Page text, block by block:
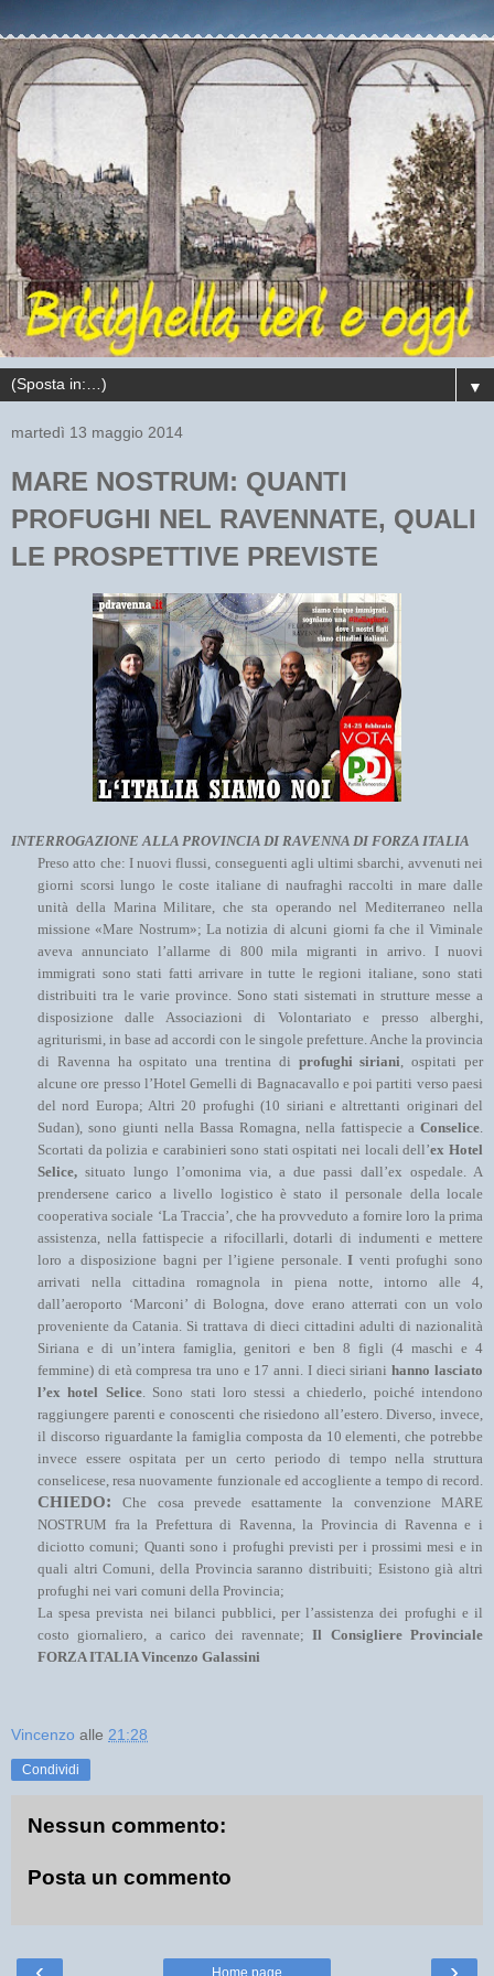
▼
martedì 13 maggio 2014
MARE NOSTRUM: QUANTI
PROFUGHI NEL RAVENNATE, QUALI
LE PROSPETTIVE PREVISTE
INTERROGAZIONE ALLA PROVINCIA DI RAVENNA DI FORZA ITALIA
Preso atto che: I nuovi flussi, conseguenti agli ultimi sbarchi, avvenuti nei
giorni scorsi lungo le coste italiane di naufraghi raccolti in mare dalle
unità della Marina Militare, che sta operando nel Mediterraneo nella
missione «Mare Nostrum»; La notizia di alcuni giorni fa che il Viminale
aveva annunciato l’allarme di 800 mila migranti in arrivo. I nuovi
immigrati sono stati fatti arrivare in tutte le regioni italiane, sono stati
distribuiti tra le varie province. Sono stati sistemati in strutture messe a
disposizione dalle Associazioni di Volontariato e presso alberghi,
agriturismi, in base ad accordi con le singole prefetture. Anche la provincia
di Ravenna ha ospitato una trentina di profughi siriani , ospitati per
alcune ore presso l’Hotel Gemelli di Bagnacavallo e poi partiti verso paesi
del nord Europa; Altri 20 profughi (10 siriani e altrettanti originari del
Sudan), sono giunti nella Bassa Romagna, nella fattispecie a Conselice
Scortati da polizia e carabinieri sono stati ospitati nei locali dell’ex Hotel
Selice, situato lungo l’omonima via, a due passi dall’ex ospedale. A
prendersene carico a livello logistico è stato il personale della locale
cooperativa sociale ‘La Traccia’, che ha provveduto a fornire loro la prima
assistenza, nella fattispecie a rifocillarli, dotarli di indumenti e mettere
loro a disposizione bagni per l’igiene personale.I venti profughi sono
arrivati nella cittadina romagnola in piena notte , intorno alle 4,
dall’aeroporto ‘Marconi’ di Bologna, dove erano atterrati con un volo
proveniente da Catania. Si trattava di dieci cittadini adulti di nazionalità
Siriana e di un’intera famiglia, genitori e ben 8 figli (4 maschi e 4
femmine) di età compresa tra uno e 17 anni. I dieci siriani hanno lasciato
l’ex hotel Selice. Sono stati loro stessi a chiederlo, poiché intendono
raggiungere parenti e conoscenti che risiedono all’estero. Diverso, invece,
il discorso riguardante la famiglia composta da 10 elementi, che potrebbe
invece essere ospitata per un certo periodo di tempo nella struttura
conselicese, resa nuovamente funzionale ed accogliente a tempo di record.
CHIEDO:Che cosa prevede esattamente la convenzione MARE
NOSTRUM fra la Prefettura di Ravenna, la Provincia di Ravenna e i
diciotto comuni; Quanti sono i profughi previsti per i prossimi mesi e in
quali altri Comuni, della Provincia saranno distribuiti; Esistono già altri
profughi nei vari comuni della Provincia;
La spesa prevista nei bilanci pubblici, per l’assistenza dei profughi e il
costo giornaliero, a carico dei ravennate;Il Consigliere Provinciale
FORZA ITALIA Vincenzo Galassini
Vincenzo alle 21:28
Condividi
Nessun commento:
Posta un commento
Home page